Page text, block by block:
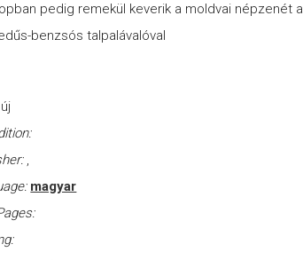
pedig remekül keverik a moldvai népzenét a
benzsós talpalávalóval
új
,
magyar